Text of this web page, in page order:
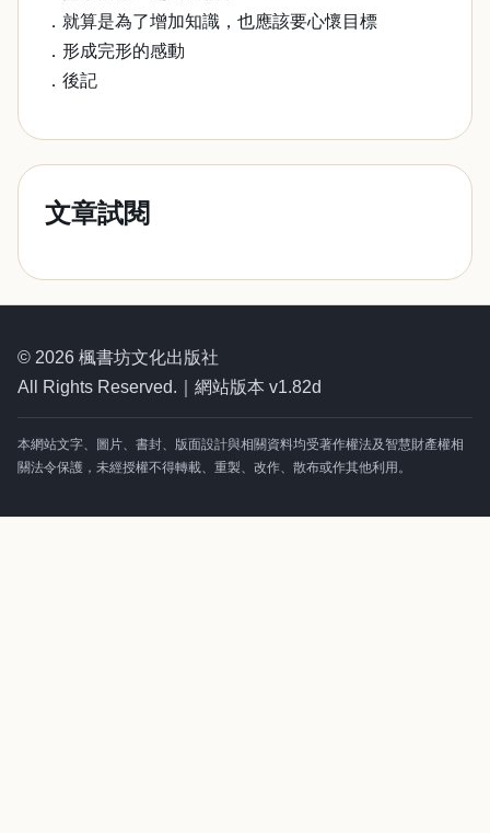
．就算是為了增加知識，也應該要心懷目標
．形成完形的感動
．後記
文章試閱
© 2026 楓書坊文化出版社
All Rights Reserved.｜網站版本 v1.82d
本網站文字、圖片、書封、版面設計與相關資料均受著作權法及智慧財產權相
關法令保護，未經授權不得轉載、重製、改作、散布或作其他利用。